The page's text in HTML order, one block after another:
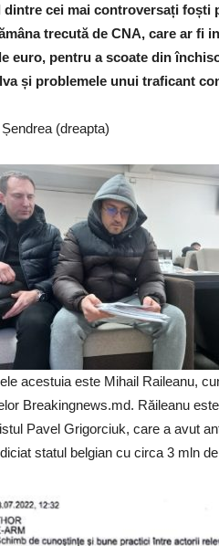
dintre cei mai controversați foști
trecută de CNA, care ar fi
euro, pentru a scoate din
și problemele unui traficant
(dreapta)
acestuia este Mihail Raileanu,
Breakingnews.md. Răileanu
Pavel Grigorciuk, care a avut
statul belgian cu circa 3 mln